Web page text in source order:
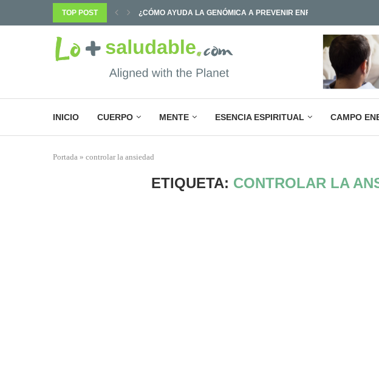
TOP POST
ENFERMEDADES Y... ¿POR QUÉ SABEMOS TANTO Y CAMBIAMOS TAN POCO?
INICIO CUERPO MENTE ESENCIA ESPIRITUAL CAMPO
Portada » controlar la ansiedad
ETIQUETA: CONTROLAR LA